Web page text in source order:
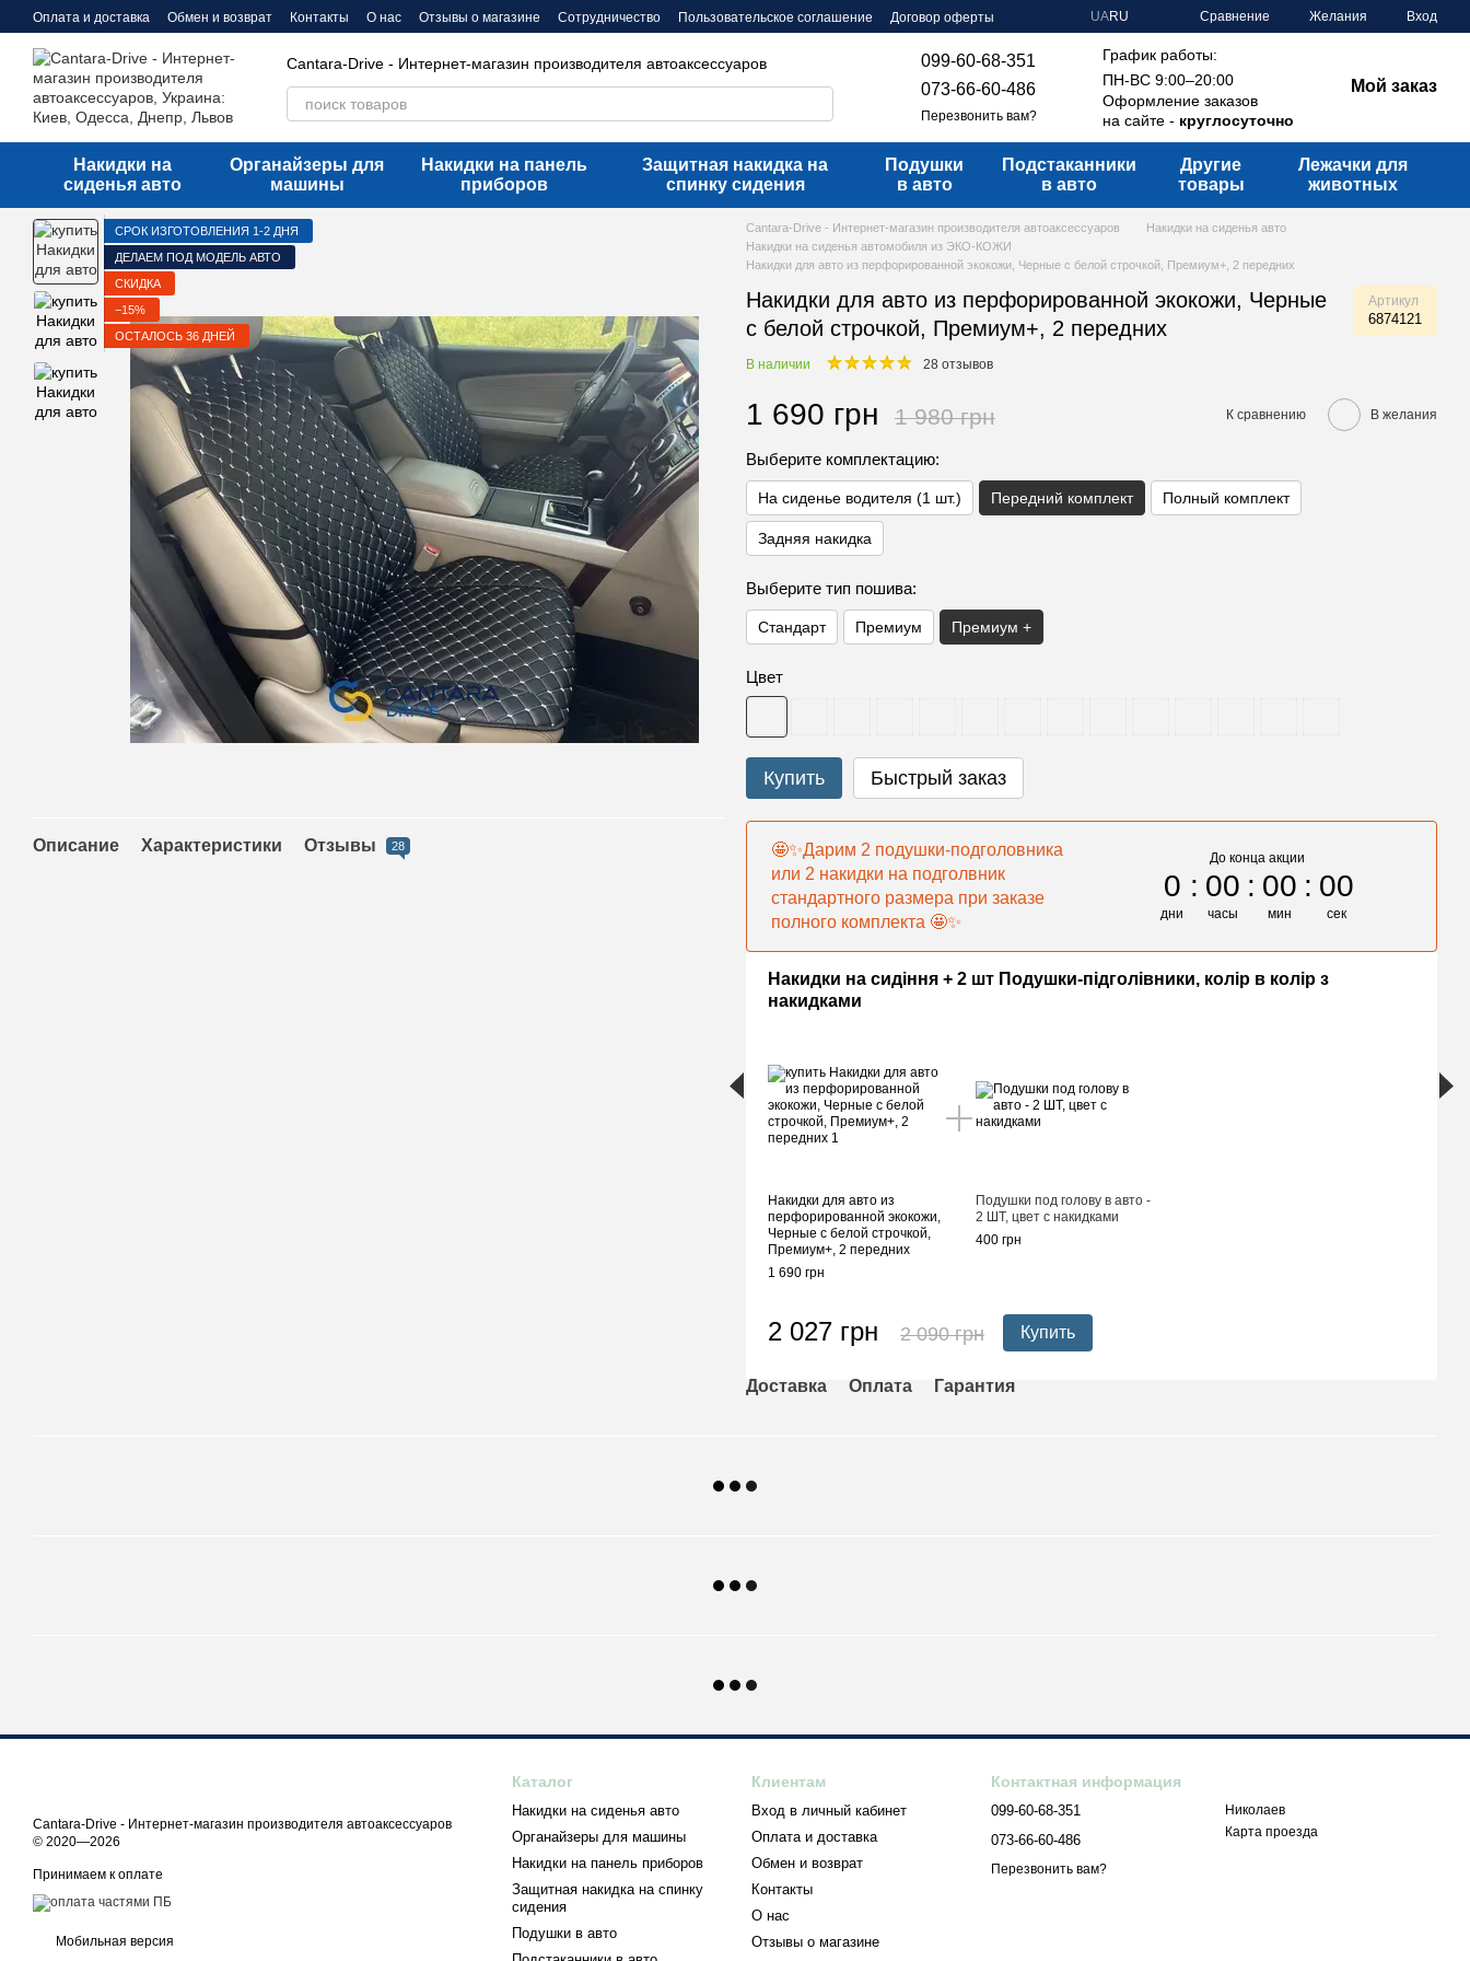
Перейти к основному контенту
Оплата и доставка Обмен и возврат Контакты О нас Отзывы о магазине Сотрудничество Пользовательское соглашение Договор оферты UARU Сравнение Желания Вход
Cantara-Drive - Интернет-магазин производителя автоаксессуаров
099-60-68-351
073-66-60-486
Перезвонить вам?
График работы:
ПН-ВС 9:00–20:00
Оформление заказов
на сайте - круглосуточно
Мой заказ
Накидки на
сиденья авто
Органайзеры для
машины
Накидки на панель
приборов
Защитная накидка на
спинку сидения
Подушки
в авто
Подстаканники
в авто
Другие
товары
Лежачки для
животных
СРОК ИЗГОТОВЛЕНИЯ 1-2 ДНЯ
ДЕЛАЕМ ПОД МОДЕЛЬ АВТО
СКИДКА
−15%
ОСТАЛОСЬ 36 ДНЕЙ
Описание Характеристики Отзывы 28
Cantara-Drive - Интернет-магазин производителя автоаксессуаров
Накидки на сиденья авто
Накидки на сиденья автомобиля из ЭКО-КОЖИ
Накидки для авто из перфорированной экокожи, Черные с белой строчкой, Премиум+, 2 передних
Накидки для авто из перфорированной экокожи, Черные
с белой строчкой, Премиум+, 2 передних
Артикул
6874121
В наличии 28 отзывов
1 690 грн 1 980 грн К сравнению В желания
Выберите комплектацию:
На сиденье водителя (1 шт.) Передний комплект Полный комплект
Задняя накидка
Выберите тип пошива:
Стандарт Премиум Премиум +
Цвет
Купить Быстрый заказ
🤩✨Дарим 2 подушки-подголовника
или 2 накидки на подголвник
стандартного размера при заказе
полного комплекта 🤩✨
До конца акции
0
дни
00
часы
00
мин
00
сек
Накидки на сидіння + 2 шт Подушки-підголівники, колір в колір з
накидками
Накидки для авто из
перфорированной экокожи,
Черные с белой строчкой,
Премиум+, 2 передних
1 690 грн
Подушки под голову в авто -
2 ШТ, цвет с накидками
400 грн
2 027 грн 2 090 грн Купить
Доставка Оплата Гарантия
Cantara-Drive - Интернет-магазин производителя автоаксессуаров
© 2020—2026
Принимаем к оплате
Мобильная версия
Каталог
Накидки на сиденья авто
Органайзеры для машины
Накидки на панель приборов
Защитная накидка на спинку
сидения
Подушки в авто
Клиентам
Вход в личный кабинет
Оплата и доставка
Обмен и возврат
Контакты
О нас
Отзывы о магазине
Контактная информация
099-60-68-351
073-66-60-486
Перезвонить вам?
Николаев
Карта проезда